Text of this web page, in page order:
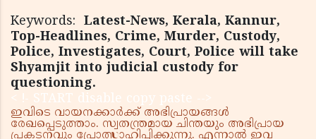
Keywords: Latest-News, Kerala, Kannur,
Top-Headlines, Crime, Murder, Custody,
Police, Investigates, Court, Police will take
Shyamjit into judicial custody for
questioning.
< !- START disable copy paste -->
ഇവിടെ വായനക്കാർക്ക് അഭിപ്രായങ്ങൾ
രേഖപ്പെടുത്താം. സ്വതന്ത്രമായ ചിന്തയും അഭിപ്രായ
പ്രകടനവും പ്രോത്സാഹിപ്പിക്കുന്നു. എന്നാൽ ഇവ